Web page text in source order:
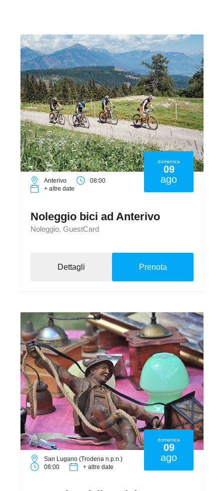
domenica
09
ago
Anterivo
08:00
+ altre date
Noleggio bici ad Anterivo
Noleggio, GuestCard
Dettagli Prenota
domenica
09
ago
San Lugano (Trodena n.p.n.)
08:00
+ altre date